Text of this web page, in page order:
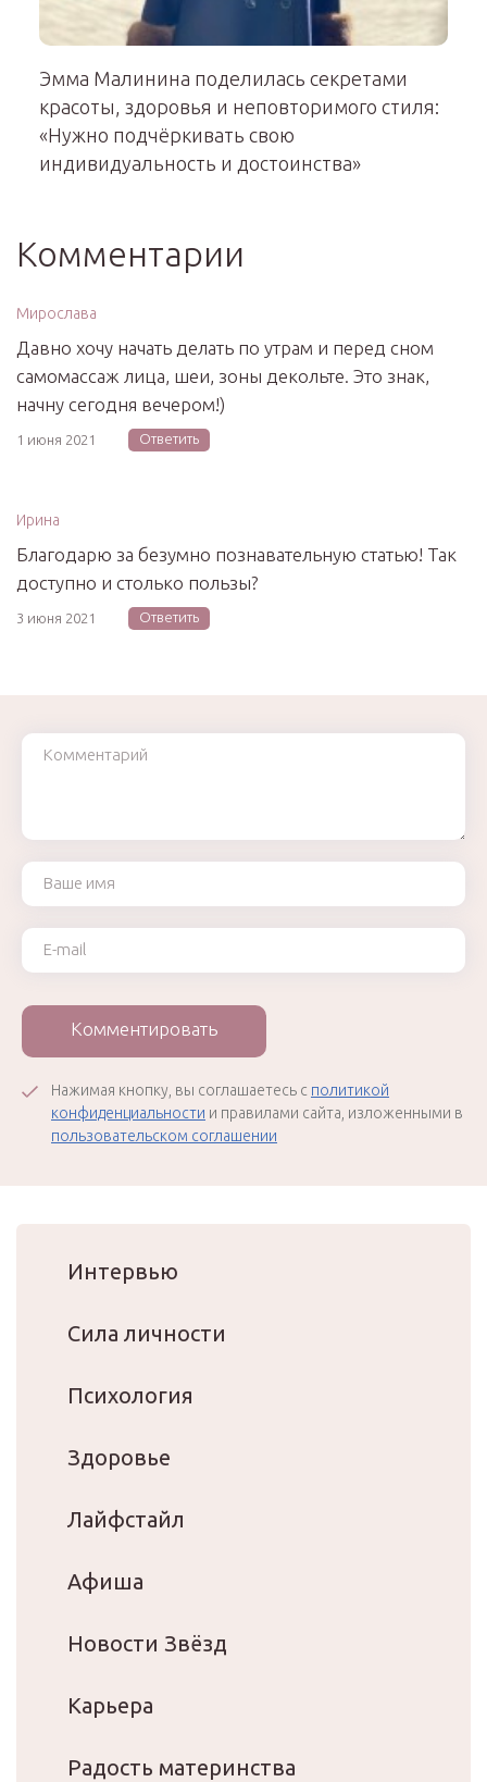
Эмма Малинина поделилась секретами
красоты, здоровья и неповторимого стиля:
«Нужно подчёркивать свою
индивидуальность и достоинства»
Комментарии
Мирослава
Давно хочу начать делать по утрам и перед сном
самомассаж лица, шеи, зоны декольте. Это знак,
начну сегодня вечером!)
1 июня 2021 Ответить
Ирина
Благодарю за безумно познавательную статью! Так
доступно и столько пользы?
3 июня 2021 Ответить
Комментарий
Ваше имя
Ваш e-mail
Комментировать
Нажимая кнопку, вы соглашаетесь с политикой
конфиденциальности и правилами сайта, изложенными в
пользовательском соглашении
Интервью
Сила личности
Психология
Здоровье
Лайфстайл
Афиша
Новости Звёзд
Карьера
Радость материнства